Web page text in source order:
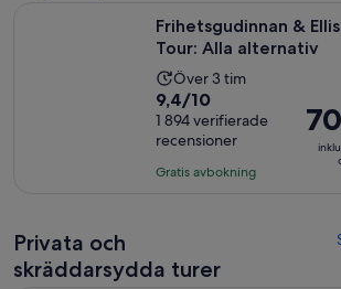
Frihetsgudinnan &
Tour: Alla alternativ
Aktivitetens
längd
är
3
timmar
Över 3 tim
9.4
av
10
med
9,4/10
1 894 verifierade
recensioner
Gratis avbokning
är
Privata och
skräddarsydda turer